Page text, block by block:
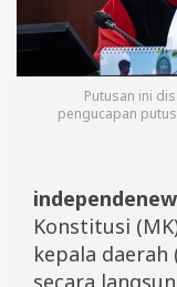
Putusan ini
pengucapan
Konstitusi
kepala